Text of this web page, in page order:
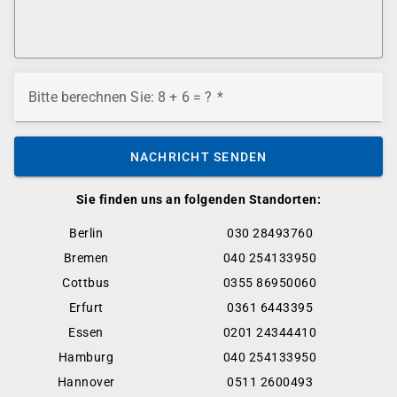
Sie finden uns an folgenden Standorten:
Berlin
030 28493760
Bremen
040 254133950
Cottbus
0355 86950060
Erfurt
0361 6443395
Essen
0201 24344410
Hamburg
040 254133950
Hannover
0511 2600493
Bitte berechnen Sie: 8 + 6 = ?
NACHRICHT SENDEN